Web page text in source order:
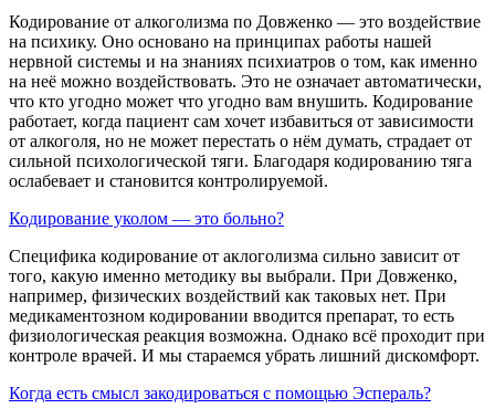
Кодирование от алкоголизма по Довженко — это воздействие
на психику. Оно основано на принципах работы нашей
нервной системы и на знаниях психиатров о том, как именно
на неё можно воздействовать. Это не означает автоматически,
что кто угодно может что угодно вам внушить. Кодирование
работает, когда пациент сам хочет избавиться от зависимости
от алкоголя, но не может перестать о нём думать, страдает от
сильной психологической тяги. Благодаря кодированию тяга
ослабевает и становится контролируемой.
Кодирование уколом — это больно?
Специфика кодирование от аклоголизма сильно зависит от
того, какую именно методику вы выбрали. При Довженко,
например, физических воздействий как таковых нет. При
медикаментозном кодировании вводится препарат, то есть
физиологическая реакция возможна. Однако всё проходит при
контроле врачей. И мы стараемся убрать лишний дискомфорт.
Когда есть смысл закодироваться с помощью Эспераль?